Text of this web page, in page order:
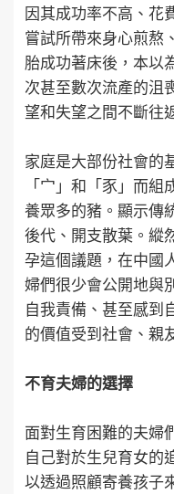
因其成功率不高、花
嘗試所帶來身心煎熬
胎成功著床後，本以
次甚至數次流產的沮
望和失望之間不斷往
家庭是大部份社會的
「宀」和「豕」而
養眾多的豬。顯示傳
後代、開支散葉。縱
孕這個議題，在中國
婦們很少會公開地與
自我責備、甚至感到
的價值受到社會、親
不育夫婦的選擇
面對生育困難的夫婦
自己對於生兒育女的
以透過照顧寄養孩子